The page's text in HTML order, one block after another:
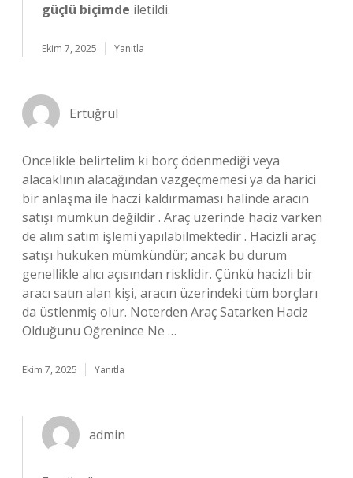
güçlü biçimde iletildi.
Ekim 7, 2025 Yanıtla
Ertuğrul
Öncelikle belirtelim ki borç ödenmediği veya
alacaklının alacağından vazgeçmemesi ya da harici
bir anlaşma ile haczi kaldırmaması halinde aracın
satışı mümkün değildir . Araç üzerinde haciz varken
de alım satım işlemi yapılabilmektedir . Hacizli araç
satışı hukuken mümkündür; ancak bu durum
genellikle alıcı açısından risklidir. Çünkü hacizli bir
aracı satın alan kişi, aracın üzerindeki tüm borçları
da üstlenmiş olur. Noterden Araç Satarken Haciz
Olduğunu Öğrenince Ne …
Ekim 7, 2025 Yanıtla
admin